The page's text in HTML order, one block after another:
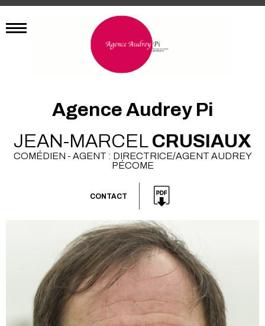
Agence Audrey Pi
JEAN-MARCEL CRUSIAUX
COMÉDIEN - AGENT : DIRECTRICE/AGENT AUDREY
PÉCOME
CONTACT